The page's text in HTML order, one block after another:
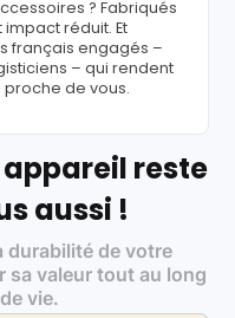
? Fabriqués
réduit. Et
français engagés –
– qui rendent
de vous.
reste
aussi !
durabilité de votre
sa valeur tout au long
vie.